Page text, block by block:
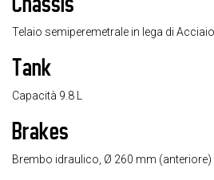
Telaio semiperemetrale in lega di
Tank
Capacità 9.8 L
Brakes
Brembo idraulico, Ø 260 mm